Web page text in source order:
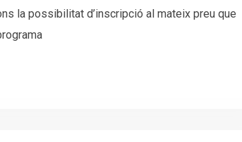
la possibilitat d’inscripció al mateix preu que